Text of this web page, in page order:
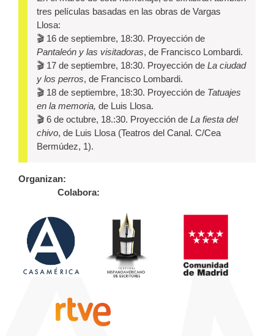
tres películas basadas en las obras de Vargas
Llosa:
🎬 16 de septiembre, 18:30. Proyección de
Pantaleón y las visitadoras, de Francisco Lombardi.
🎬 17 de septiembre, 18:30. Proyección de La ciudad
y los perros, de Francisco Lombardi.
🎬 18 de septiembre, 18:30. Proyección de Tatuajes
en la memoria, de Luis Llosa.
🎬 6 de octubre, 18.:30. Proyección de La fiesta del
chivo, de Luis Llosa (Teatros del Canal. C/Cea
Bermúdez, 1).
Organizan:
Colabora: